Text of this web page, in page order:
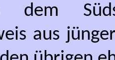
dem
aus